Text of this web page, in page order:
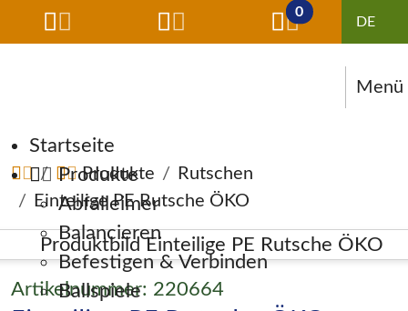
0
Menü
Navigation überspringen
Startseite
Produkte
Abfalleimer
Balancieren
Befestigen & Verbinden
Ballspiele
Produkte
Rutschen
Einteilige PE Rutsche ÖKO
Artikelnummer: 220664